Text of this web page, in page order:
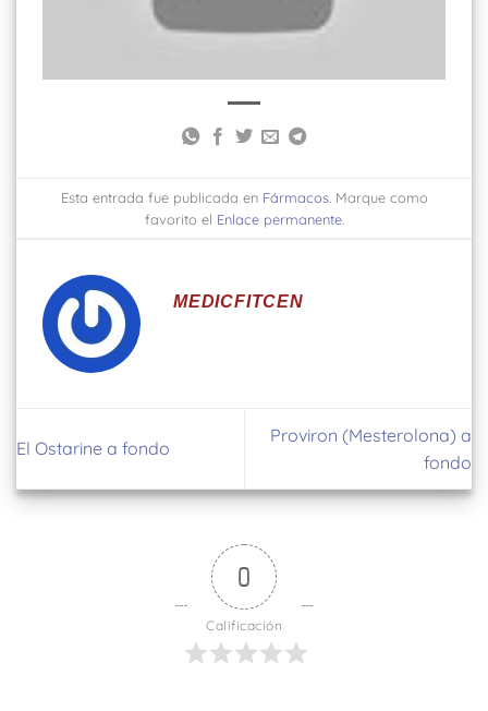
Esta entrada fue publicada en Fármacos. Marque como
favorito el Enlace permanente.
MEDICFITCEN
El Ostarine a fondo
Proviron (Mesterolona) a
fondo
0
Calificación